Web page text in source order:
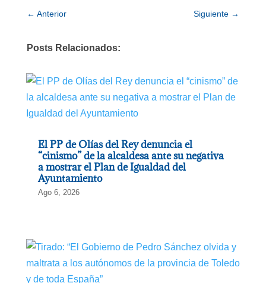
← Anterior Siguiente →
Posts Relacionados:
El PP de Olías del Rey denuncia el
“cinismo” de la alcaldesa ante su negativa
a mostrar el Plan de Igualdad del
Ayuntamiento
Ago 6, 2026